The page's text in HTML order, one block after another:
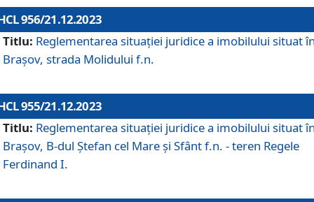
956/21.12.2023
Titlu: Reglementarea situației juridice a imobilului situat
Brașov, strada Molidului f.n.
955/21.12.2023
Titlu: Reglementarea situației juridice a imobilului situat
Brașov, B-dul Ștefan cel Mare și Sfânt f.n. - teren Regele
Ferdinand I.